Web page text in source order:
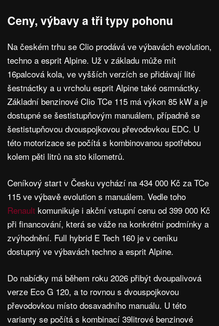
Ceny, výbavy a tři typy pohonu
Na českém trhu se Clio prodává ve výbavách evolution,
techno a esprit Alpine. Už v základu může mít
16palcová kola, ve vyšších verzích se přidávají lité
šestnáctky a u vrcholu esprit Alpine také osmnáctky.
Základní benzinové Clio TCe 115 má výkon 85 kW a je
dostupné se šestistupňovým manuálem, případně se
šestistupňovou dvouspojkovou převodovkou EDC. U
této motorizace se počítá s kombinovanou spotřebou
kolem pěti litrů na sto kilometrů.
Ceníkový start v Česku vychází na 434 000 Kč za TCe
115 ve výbavě evolution s manuálem. Vedle toho
Renault komunikuje i akční vstupní cenu od 399 000 Kč
při financování, která se váže na konkrétní podmínky a
zvýhodnění. Full hybrid E Tech 160 je v ceníku
dostupný ve výbavách techno a esprit Alpine.
Do nabídky má během roku 2026 přibýt dvoupalivová
verze Eco G 120, a to rovnou s dvouspojkovou
převodovkou místo dosavadního manuálu. U této
varianty se počítá s kombinací 39litrové benzinové